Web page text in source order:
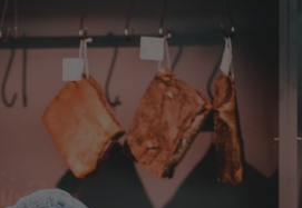
Kunde
Ware Hervorragende Qualität
Preis Leistungsverhältnis
4.8.2026